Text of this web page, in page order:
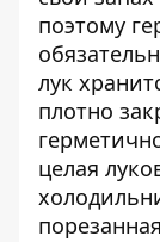
поэтому
лук
плотно
целая